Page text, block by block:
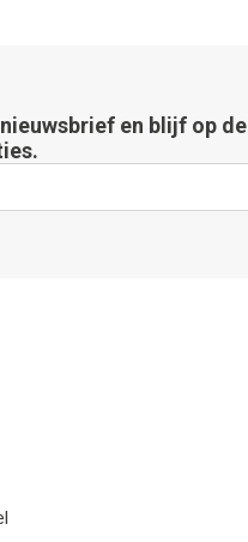
en blijf op de